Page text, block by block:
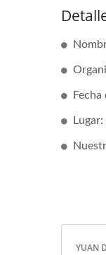
YUAN